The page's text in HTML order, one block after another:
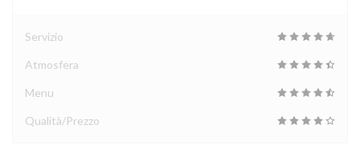
Servizio
Atmosfera
Menu
Qualità/Prezzo